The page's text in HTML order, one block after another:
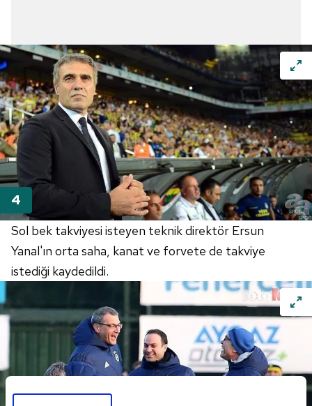
Sol bek takviyesi isteyen teknik direktör Ersun
Yanal'ın orta saha, kanat ve forvete de takviye
istediği kaydedildi.